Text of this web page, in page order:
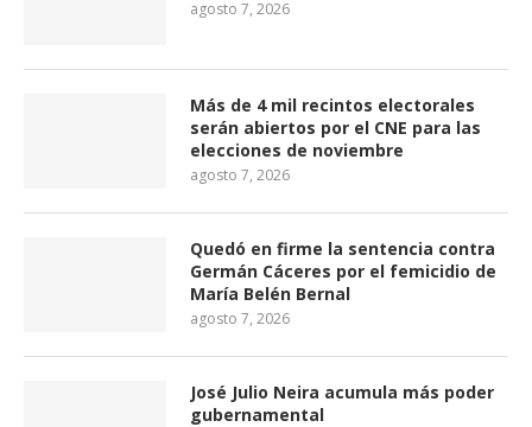
agosto 7, 2026
Más de 4 mil recintos electorales
serán abiertos por el CNE para las
elecciones de noviembre
agosto 7, 2026
Quedó en firme la sentencia contra
Germán Cáceres por el femicidio de
María Belén Bernal
agosto 7, 2026
José Julio Neira acumula más poder
gubernamental